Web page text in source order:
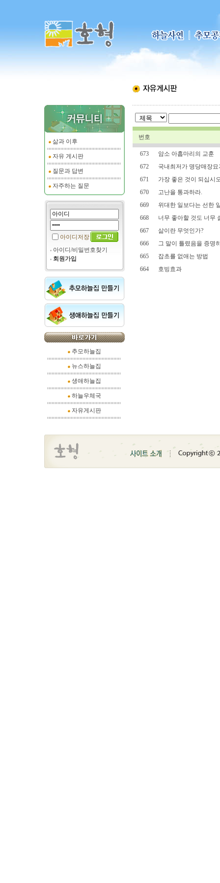
삶과 이후
자유 게시판
질문과 답변
자주하는 질문
아이디저장
아이디/비밀번호찾기
회원가입
추모하늘집
뉴스하늘집
생애하늘집
하늘우체국
자유게시판
번호
673
암소 아홉마리의 교훈
672
국내최저가 명당매장묘
671
가장 좋은 것이 되십시
670
고난을 통과하라.
669
위대한 일보다는 선한
668
너무 좋아할 것도 너무
667
삶이란 무엇인가?
666
그 말이 틀렸음을 증명
665
잡초를 없애는 방법
664
호빙효과